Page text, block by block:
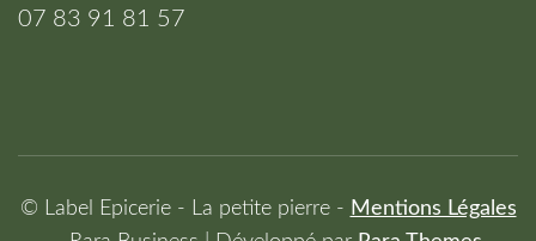
07 83 91 81 57
© Label Epicerie - La petite pierre - Mentions Légales